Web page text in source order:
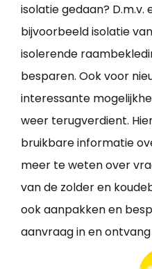
isolatie gedaan? D.m.v.
bijvoorbeeld isolatie
isolerende
besparen. Ook voor
interessante
weer terugverdient.
bruikbare informatie
meer te weten over
van de zolder en
ook aanpakken en
aanvraag in en